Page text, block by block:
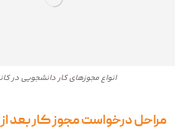
انواع مجوزهای کار دانشجویی در
مراحل درخواست مجوز کار بعد